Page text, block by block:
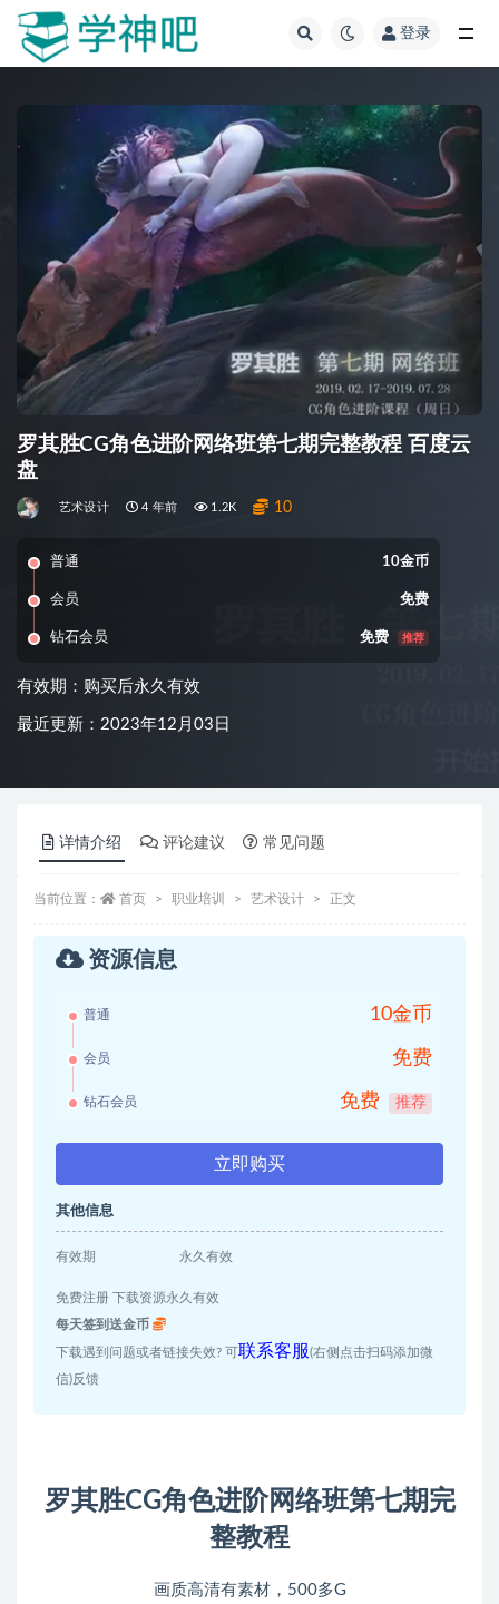
登录
罗其胜CG角色进阶网络班第七期完整教程 百度云
盘
艺术设计 4 年前 1.2K 10
普通 10金币
会员 免费
钻石会员 免费 推荐
有效期：购买后永久有效
最近更新：2023年12月03日
详情介绍 评论建议 常见问题
当前位置： 首页 职业培训 艺术设计 正文
资源信息
普通 10金币
会员 免费
钻石会员 免费 推荐
立即购买
其他信息
有效期 永久有效
免费注册 下载资源永久有效
每天签到送金币
下载遇到问题或者链接失效? 可联系客服(右侧点击扫码添加微
信)反馈
罗其胜CG角色进阶网络班第七期完
整教程
画质高清有素材，500多G